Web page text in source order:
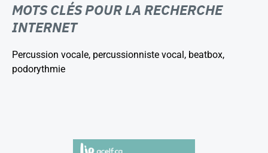
MOTS CLÉS POUR LA RECHERCHE
INTERNET
Percussion vocale, percussionniste vocal, beatbox,
podorythmie